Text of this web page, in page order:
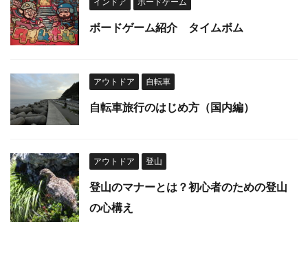
ボードゲーム紹介 タイムボム
アウトドア 自転車
自転車旅行のはじめ方（国内編）
アウトドア 登山
登山のマナーとは？初心者のための登山
の心構え